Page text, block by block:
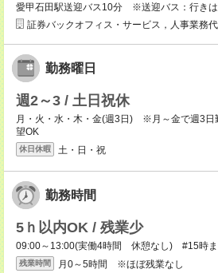
愛甲石田駅送迎バス10分 ※送迎バス：行きは
証券バックオフィス・サービス，人事業務
勤務曜日
週2～3 / 土日祝休
月・火・水・木・金(週3日) ※月～金で週3日
望OK
休日休暇 土・日・祝
勤務時間
5ｈ以内OK / 残業少
09:00～13:00(実働4時間 休憩なし) #15時
残業時間 月0～5時間 ※ほぼ残業なし